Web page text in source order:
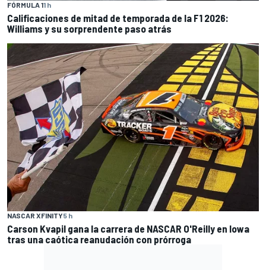
FÓRMULA 11 h
Calificaciones de mitad de temporada de la F1 2026:
Williams y su sorprendente paso atrás
NASCAR XFINITY5 h
Carson Kvapil gana la carrera de NASCAR O'Reilly en Iowa
tras una caótica reanudación con prórroga